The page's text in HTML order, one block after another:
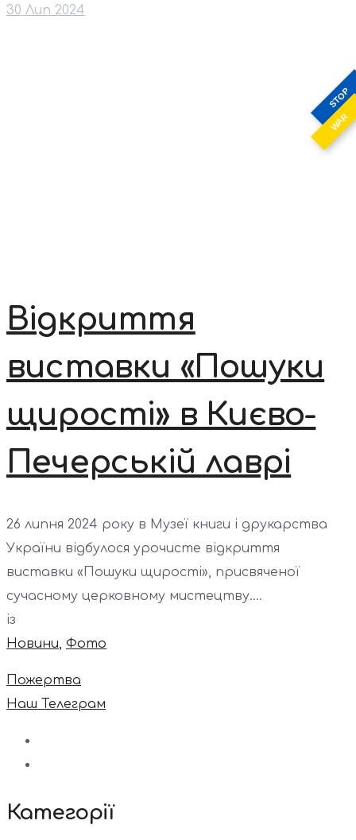
STOP
WAR
30 Лип 2024
Відкриття
виставки «Пошуки
щирості» в Києво-
Печерській лаврі
26 липня 2024 року в Музеї книги і друкарства
України відбулося урочисте відкриття
виставки «Пошуки щирості», присвяченої
сучасному церковному мистецтву....
із
Новини, Фото
Пожертва
Наш Телеграм
Категорії